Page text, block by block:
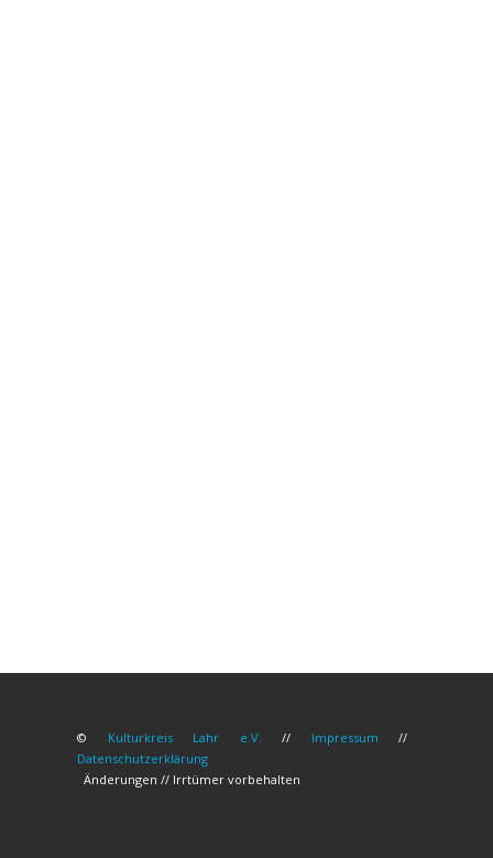
© Kulturkreis Lahr e.V. // Impressum //
Datenschutzerklärung
Änderungen // Irrtümer vorbehalten